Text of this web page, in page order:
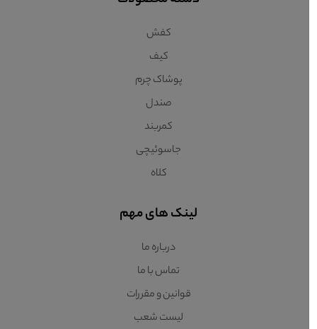
کفش
کیف
پوشاک چرم
صندل
کمربند
جاسوئیچی
کلاه
لینک های مهم
درباره ما
تماس با ما
قوانین و مقررات
لیست شعب